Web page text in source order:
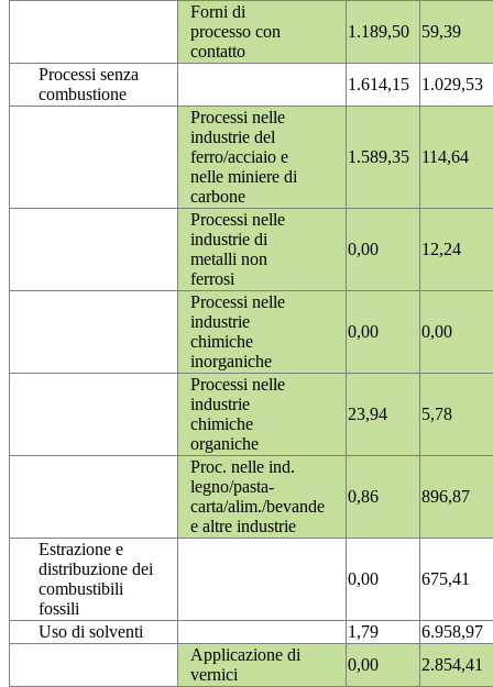
Forni di
processo con
contatto
1.189,50 59,39
Processi senza
combustione
1.614,15
1.029,53
Processi nelle
industrie del
ferro/acciaio e
nelle miniere di
carbone
1.589,35 114,64
Processi nelle
industrie di
metalli non
ferrosi
0,00 12,24
Processi nelle
industrie
chimiche
inorganiche
0,00 0,00
Processi nelle
industrie
chimiche
organiche
23,94 5,78
Proc. nelle ind.
legno/pasta-
carta/alim./bevande
e altre industrie
0,86 896,87
Estrazione e
distribuzione dei
combustibili
fossili
0,00 675,41
Uso di solventi 1,79
6.958,97
Applicazione di
vernici
0,00
2.854,41